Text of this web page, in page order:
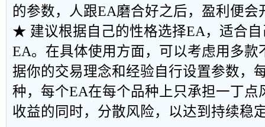
的参数，人跟EA磨合好之后，盈利便会
★ 建议根据自己的性格选择EA，适合
EA。在具体使用方面，可以考虑用多款
据你的交易理念和经验自行设置参数，
种，每个EA在每个品种上只承担一丁点
收益的同时，分散风险，以达到持续稳